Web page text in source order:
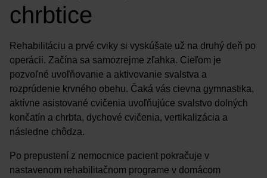
chrbtice
Rehabilitáciu a prvé cviky si vyskúšate už na druhý deň po
operácii. Začína sa samozrejme zľahka. Cieľom je
pozvoľné uvoľňovanie a aktivovanie svalstva a
rozprúdenie krvného obehu. Čaká vás cievna gymnastika,
aktívne asistované cvičenia uvoľňujúce svalstvo dolných
končatín a chrbta, dychové cvičenia, vertikalizácia a
následne chôdza.
Po prepustení z nemocnice pacient pokračuje v
nastavenom rehabilitačnom programe v domácom